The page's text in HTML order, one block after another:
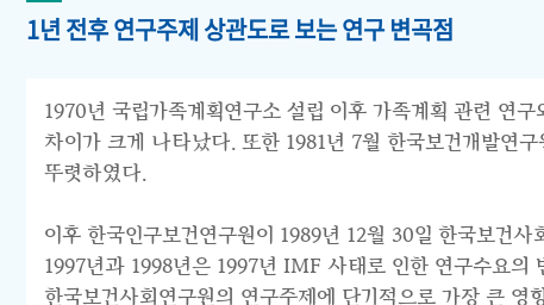
1년 전후 연구주제 상관도로 보는 연구 변곡점
1970년 국립가족계획연구소 설립 이후 가족계획 관련 연
차이가 크게 나타났다. 또한 1981년 7월 한국보건개발연
뚜렷하였다.
이후 한국인구보건연구원이 1989년 12월 30일 한국보건
1997년과 1998년은 1997년 IMF 사태로 인한 연구수요
한국보건사회연구원의 연구주제에 단기적으로 가장 큰